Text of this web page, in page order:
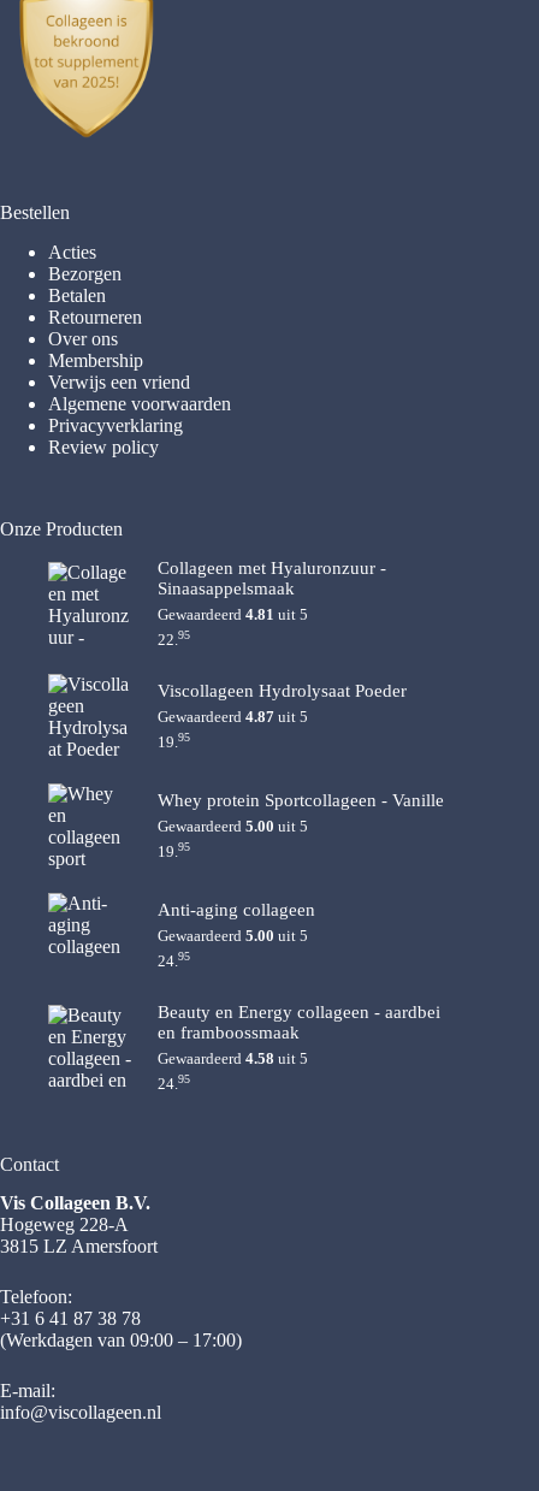
Bestellen
Acties
Bezorgen
Betalen
Retourneren
Over ons
Membership
Verwijs een vriend
Algemene voorwaarden
Privacyverklaring
Review policy
Onze Producten
Collageen met Hyaluronzuur -
Sinaasappelsmaak
Gewaardeerd 4.81 uit 5
22.95
Viscollageen Hydrolysaat Poeder
Gewaardeerd 4.87uit 5
19.95
Whey protein Sportcollageen - Vanille
Gewaardeerd 5.00 uit 5
19. 95
Anti-aging collageen
Gewaardeerd 5.00 uit 5
24. 95
Beauty en Energy collageen - aardbei
en framboossmaak
Gewaardeerd 4.58 uit 5
24. 95
Contact
Vis Collageen B.V.
Hogeweg 228-A
3815 LZ Amersfoort
Telefoon:
+31 6 41 87 38 78
(Werkdagen van 09:00 – 17:00)
E-mail:
info@viscollageen.nl